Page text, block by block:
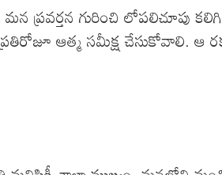
ప్రవర్తన గురించి లోపలిచూపు
ఆత్మ సమీక్ష చేసుకోవాలి. ఆ